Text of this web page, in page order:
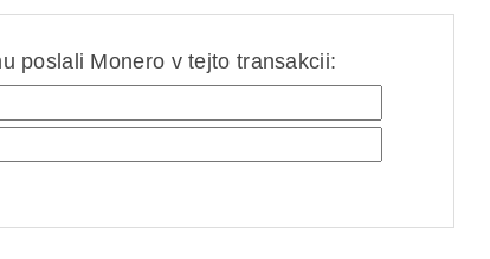
poslali Monero v tejto transakcii: